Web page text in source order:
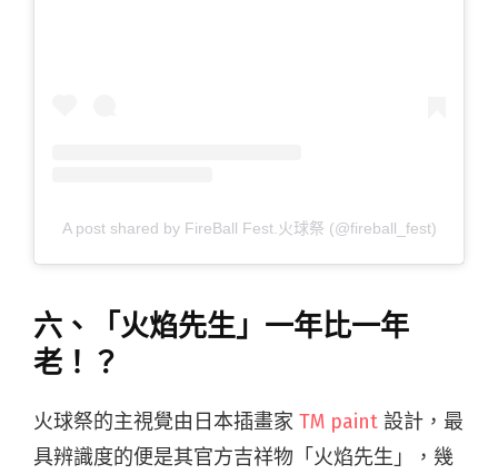
A post shared by FireBall Fest.火球祭 (@fireball_fest)
六、「火焰先生」一年比一年
老！？
火球祭的主視覺由日本插畫家 TM paint 設計，最
具辨識度的便是其官方吉祥物「火焰先生」，幾